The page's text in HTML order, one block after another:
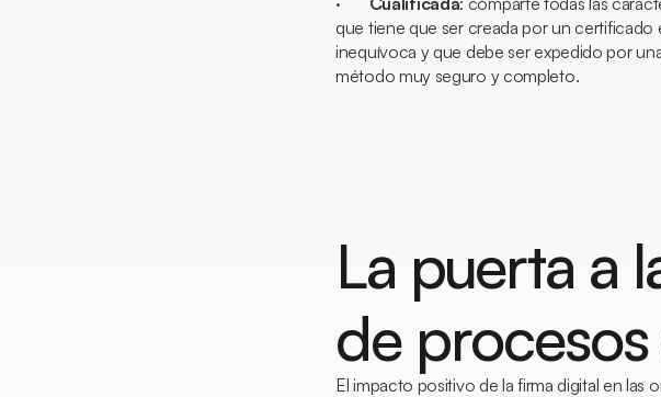
que tiene que ser creada por un
inequívoca y que debe ser expedido por
método muy seguro y completo.
La puerta a
de
El impacto positivo de la firma digital en las